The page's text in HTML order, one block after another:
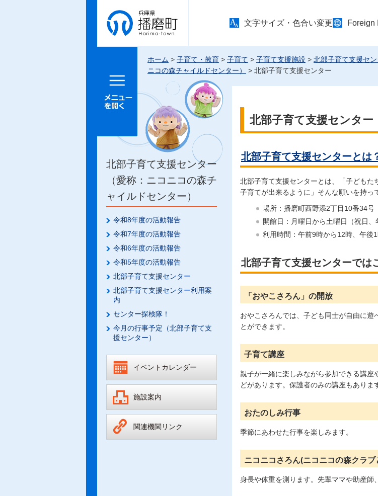
兵庫県 播
磨町
文字サイズ・色合い変更 Foreign
メニュー
ホーム > 子育て・教育 > 子育て > 子育て支援施設 > 北部子育て支援セ
ニコの森チャイルドセンター）
> 北部子育て支援センター
北部子育て支援センター
（愛称：ニコニコの森チ
ャイルドセンター）
令和8年度の活動報告
令和7年度の活動報告
令和6年度の活動報告
令和5年度の活動報告
北部子育て支援センター
北部子育て支援センター利用案
内
センター探検隊！
今月の行事予定（北部子育て支
援センター）
イベントカレンダー
施設案内
関連機関リンク
北部子育て支援センター
北部子育て支援センターとは
北部子育て支援センターとは、「子どもた
子育てが出来るように」そんな願いを持っ
場所：播磨町西野添2丁目10番34号
開館日：月曜日から土曜日（祝日、
利用時間：午前9時から12時、午後
北部子育て支援センターでは
「おやこさろん」の開放
おやこさろんでは、子ども同士が自由に遊
とができます。
子育て講座
親子が一緒に楽しみながら参加できる講
どがあります。保護者のみの講座もありま
おたのしみ行事
季節にあわせた行事を楽しみます。
ニコニコさろん(ニコニコの森クラブ
身長や体重を測ります。先輩ママや助産師